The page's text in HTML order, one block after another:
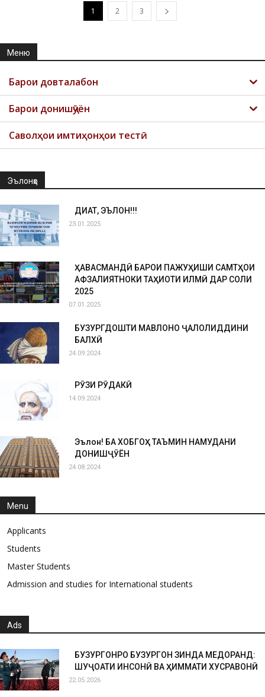
1 2 3
Меню
Барои довталабон
Барои донишҷӯён
Саволҳои имтиҳонҳои тестӣ
Эълонҳо
ДИҚҚАТ, ЭЪЛОН!!!
23.01.2025
ҲАВАСМАНДӢ БАРОИ ПАЖУҲИШИ САМТҲОИ
АФЗАЛИЯТНОКИ ТАҲҚИҚОТИ ИЛМӢ ДАР СОЛИ
2025
07.01.2025
БУЗУРГДОШТИ МАВЛОНО ҶАЛОЛИДДИНИ
БАЛХӢ
24.09.2024
РӮЗИ РӮДАКӢ
14.09.2024
Эълон! БА ХОБГОҲ ТАЪМИН НАМУДАНИ
ДОНИШҶӮЁН
24.08.2024
Menu
Applicants
Students
Master Students
Admission and studies for International students
Ads
БУЗУРГОНРО БУЗУРГОН ЗИНДА МЕДОРАНД:
ШУҶОАТИ ИНСОНӢ ВА ҲИММАТИ ХУСРАВОНӢ
22.05.2026